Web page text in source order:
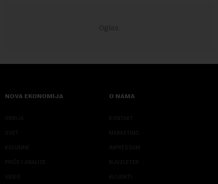
NOVA EKONOMIJA
SRBIJA
SVET
KOLUMNE
PRIČE I ANALIZE
VIDEO
O NAMA
KONTAKT
MARKETING
IMPRESSUM
NJUZLETER
KLIJENTI